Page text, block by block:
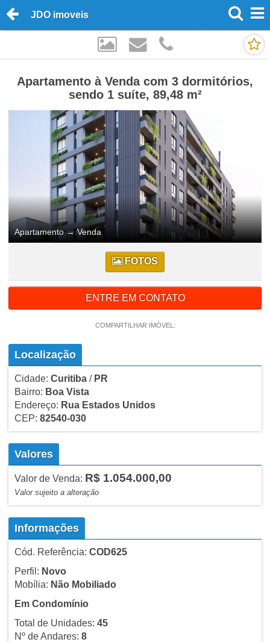
JDO imoveis
Apartamento à Venda com 3 dormitórios,
sendo 1 suíte, 89,48 m²
Apartamento→Venda
FOTOS
ENTRE EM CONTATO
COMPARTILHAR IMÓVEL:
Localização
Cidade: Curitiba/ PR
Bairro: Boa Vista
Endereço: Rua Estados Unidos
CEP: 82540-030
Valores
Valor de Venda: R$ 1.054.000,00
Valor sujeito a alteração
Informações
Cód. Referência: COD625
Perfil: Novo
Mobília: Não Mobiliado
Em Condomínio
Total de Unidades: 45
Nº de Andares: 8